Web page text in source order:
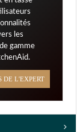
les
gamme
DE L'EXPERT